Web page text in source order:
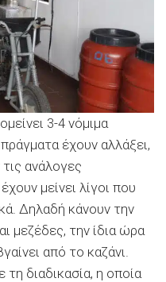
3-4 νόμιμα
έχουν αλλάξει,
ανάλογες
μείνει λίγοι που
Δηλαδή κάνουν την
μεζέδες, την ίδια ώρα
από το καζάνι.
διαδικασία, η οποία